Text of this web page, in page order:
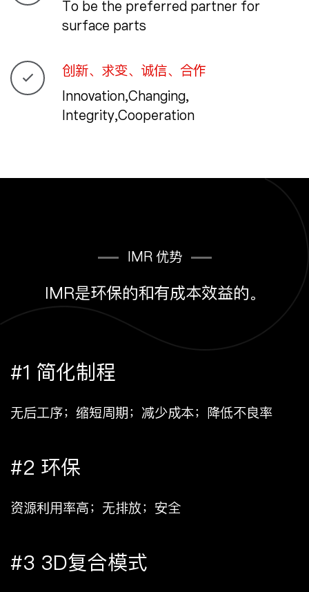
To be the preferred partner for
surface parts
创新、求变、诚信、合作
Innovation,Changing,
Integrity,Cooperation
IMR 优势
IMR是环保的和有成本效益的。
#1 简化制程
无后工序；缩短周期；减少成本；降低不良率
#2 环保
资源利用率高；无排放；安全
#3 3D复合模式